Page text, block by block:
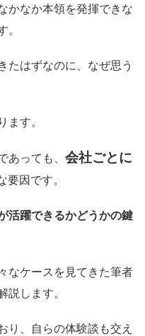
かなか本領を発揮できな
たはずなのに、なぜ思う
す。
っても、 会社ごとに
要因です。
活躍できるかどうかの鍵
なケースを見てきた筆者
します。
り、自らの体験談も交え